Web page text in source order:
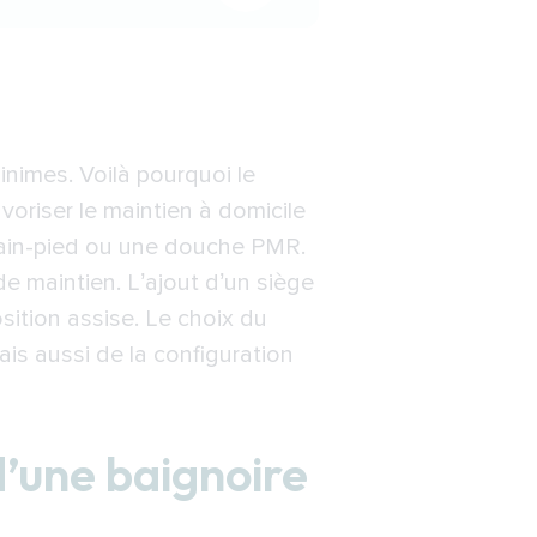
Voilà pourquoi le
le maintien à domicile
pied ou une douche PMR.
maintien. L’ajout d’un siège
assise. Le choix du
aussi de la configuration
baignoire